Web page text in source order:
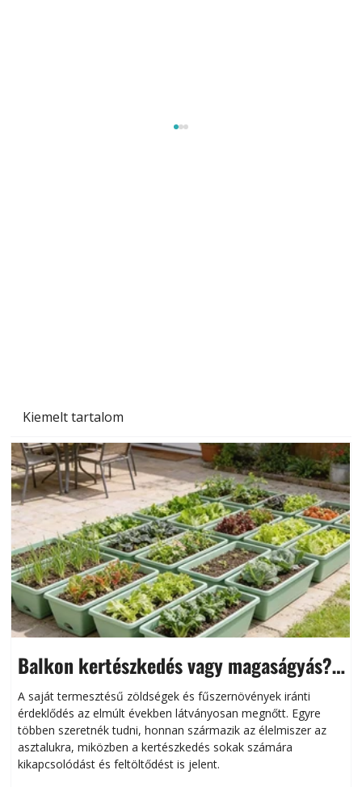
Kiemelt tartalom
Balkon kertészkedés vagy magaságyás?
Helytakarékos kertészkedés
A saját termesztésű zöldségek és fűszernövények iránti
érdeklődés az elmúlt években látványosan megnőtt. Egyre
többen szeretnék tudni, honnan származik az élelmiszer az
asztalukra, miközben a kertészkedés sokak számára
kikapcsolódást és feltöltődést is jelent.